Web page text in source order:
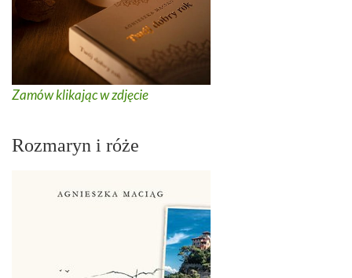
Zamów klikając w zdjęcie
Rozmaryn i róże